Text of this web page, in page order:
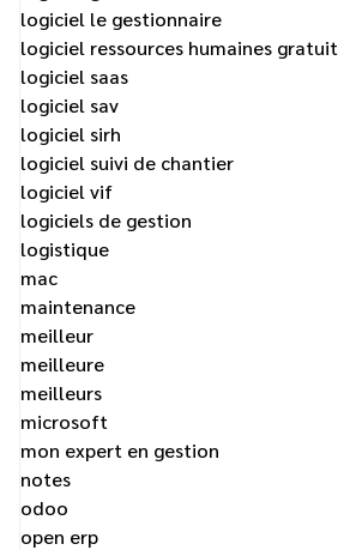
logiciel le gestionnaire
logiciel ressources humaines gratuit
logiciel saas
logiciel sav
logiciel sirh
logiciel suivi de chantier
logiciel vif
logiciels de gestion
logistique
mac
maintenance
meilleur
meilleure
meilleurs
microsoft
mon expert en gestion
notes
odoo
open erp